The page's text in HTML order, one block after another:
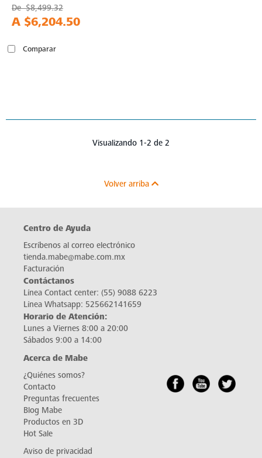
De$8,499.32
A $6,204.50
Comparar
Visualizando 1-2 de 2
Volver arriba
Centro de Ayuda
Escríbenos al correo electrónico
tienda.mabe@mabe.com.mx
Facturación
Contáctanos
Línea Contact center: (55) 9088 6223
Línea Whatsapp: 525662141659
Horario de Atención:
Lunes a Viernes 8:00 a 20:00
Sábados 9:00 a 14:00
Acerca de Mabe
¿Quiénes somos?
Contacto
Preguntas frecuentes
Blog Mabe
Productos en 3D
Hot Sale
Aviso de privacidad